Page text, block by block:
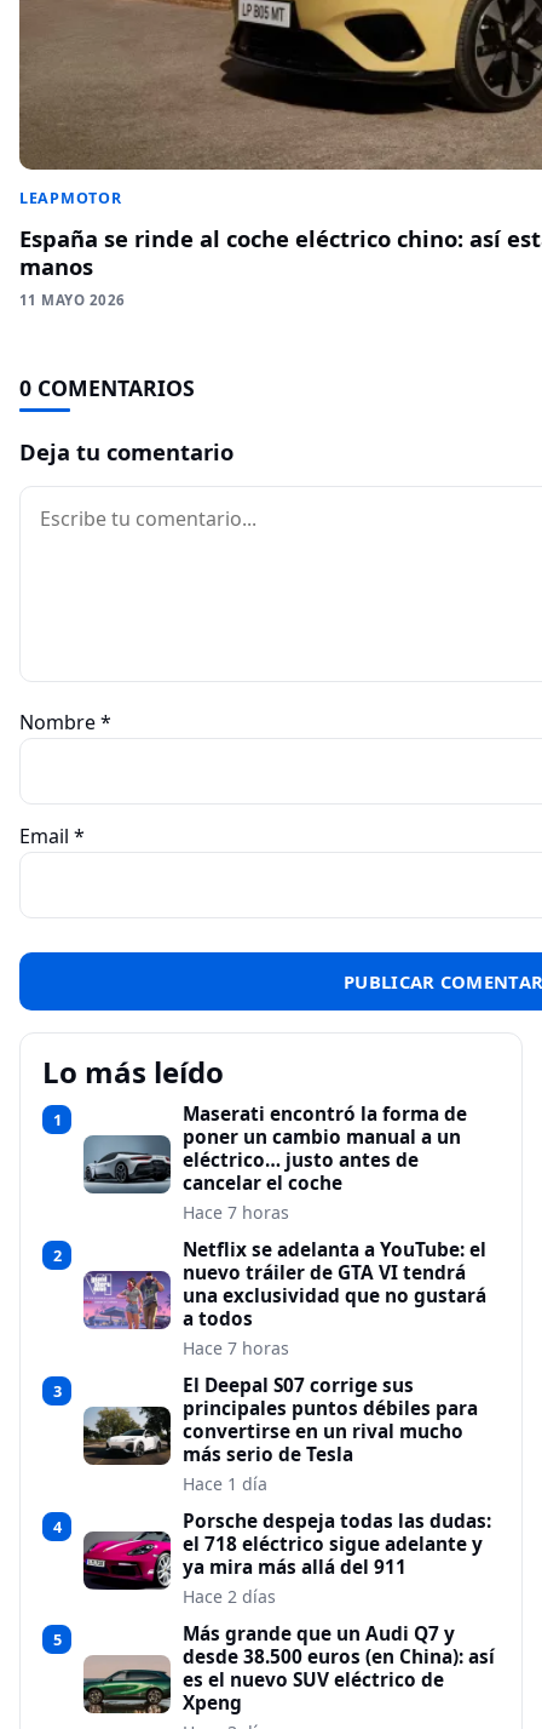
LEAPMOTOR
España se rinde al coche eléctrico chino: así
manos
11 MAYO 2026
0 COMENTARIOS
Deja tu comentario
Comentario
Nombre*
Email *
Lo más leído
1
Maserati encontró la forma de
poner un cambio manual a un
eléctrico… justo antes de
cancelar el coche
Hace 7 horas
2
Netflix se adelanta a YouTube: el
nuevo tráiler de GTA VI tendrá
una exclusividad que no gustará
a todos
Hace 7 horas
3
El Deepal S07 corrige sus
principales puntos débiles para
convertirse en un rival mucho
más serio de Tesla
Hace 1 día
4
Porsche despeja todas las dudas:
el 718 eléctrico sigue adelante y
ya mira más allá del 911
Hace 2 días
5
Más grande que un Audi Q7 y
desde 38.500 euros (en China): así
es el nuevo SUV eléctrico de
Xpeng